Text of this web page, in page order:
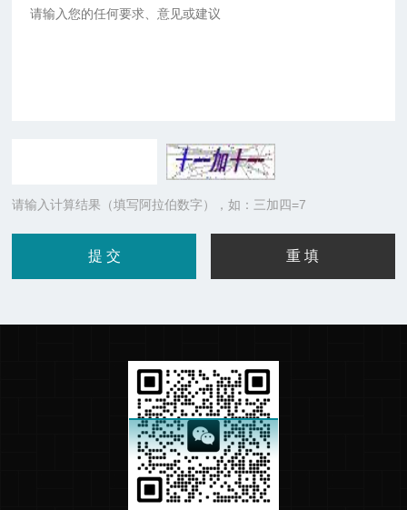
请输入计算结果（填写阿拉伯数字），如：三加四=7